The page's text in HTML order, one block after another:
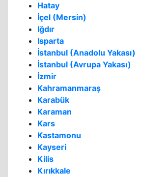
Hatay
İçel (Mersin)
Iğdır
Isparta
İstanbul (Anadolu Yakası)
İstanbul (Avrupa Yakası)
İzmir
Kahramanmaraş
Karabük
Karaman
Kars
Kastamonu
Kayseri
Kilis
Kırıkkale